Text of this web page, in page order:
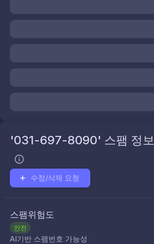
'031-697-8090' 스팸 정보
수정/삭제 요청
스팸위험도
안전
AI기반 스팸번호 가능성